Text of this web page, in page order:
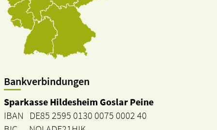
Bankverbindungen
Sparkasse Hildesheim Goslar Peine
IBAN DE85 2595 0130 0075 0002 40